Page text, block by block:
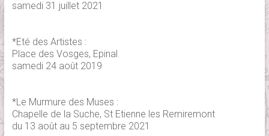
samedi 31 juillet 2021
*Eté des Artistes :
Place des Vosges, Epinal
samedi 24 août 2019
*Le Murmure des Muses :
Chapelle de la Suche, St Etienne les Remiremont
du 13 août au 5 septembre 2021